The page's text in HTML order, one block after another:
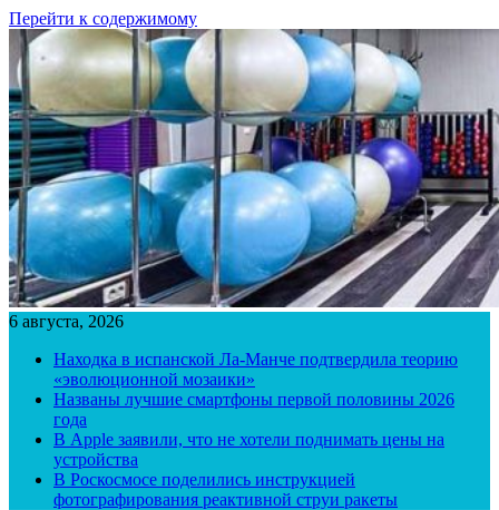
Перейти к содержимому
6 августа, 2026
Находка в испанской Ла-Манче подтвердила теорию
«эволюционной мозаики»
Названы лучшие смартфоны первой половины 2026
года
В Apple заявили, что не хотели поднимать цены на
устройства
В Роскосмосе поделились инструкцией
фотографирования реактивной струи ракеты